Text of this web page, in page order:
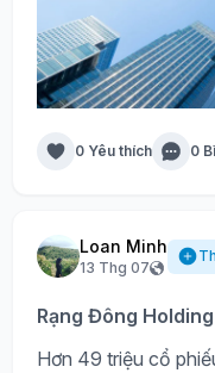
0 Yêu thích 0
Loan Minh
13 Thg 07
Rạng Đông
Hơn 49 triệu cổ